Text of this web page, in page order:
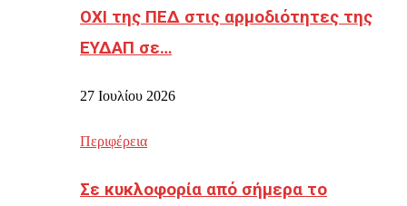
ΟΧΙ της ΠΕΔ στις αρμοδιότητες της
ΕΥΔΑΠ σε…
27 Ιουλίου 2026
Περιφέρεια
Σε κυκλοφορία από σήμερα το